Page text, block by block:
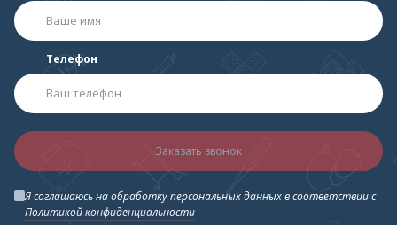
Телефон
Заказать звонок
Я соглашаюсь на обработку персональных данных в соответствии с
Политикой конфиденциальности